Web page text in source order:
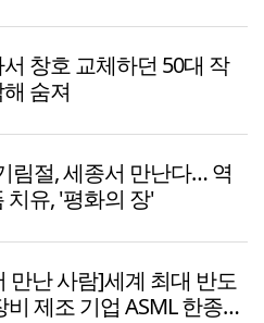
창호 교체하던 50대 작
숨져
림절, 세종서 만난다… 역
치유, '평화의 장'
만난 사람]세계 최대 반도
제조 기업 ASML 한종호